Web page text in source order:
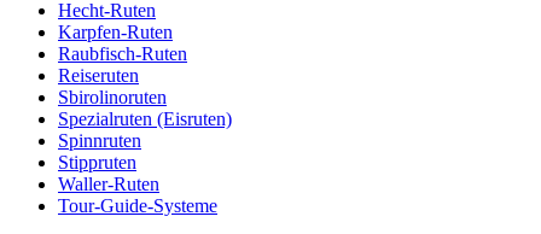
Hecht-Ruten
Karpfen-Ruten
Raubfisch-Ruten
Reiseruten
Sbirolinoruten
Spezialruten (Eisruten)
Spinnruten
Stippruten
Waller-Ruten
Tour-Guide-Systeme